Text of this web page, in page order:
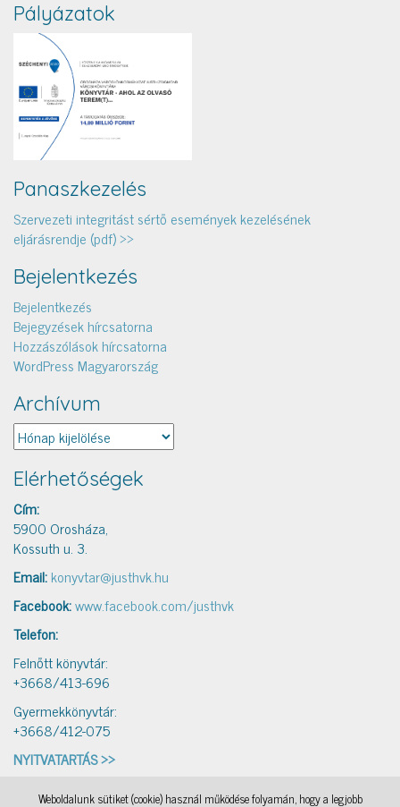
Pályázatok
Panaszkezelés
Szervezeti integritást sértő események kezelésének
eljárásrendje (pdf) >>
Bejelentkezés
Bejelentkezés
Bejegyzések hírcsatorna
Hozzászólások hírcsatorna
WordPress Magyarország
Archívum
Archívum
Elérhetőségek
Cím:
5900 Orosháza,
Kossuth u. 3.
Email:konyvtar@justhvk.hu
Facebook:www.facebook.com/justhvk
Telefon:
Felnőtt könyvtár:
+3668/413-696
Gyermekkönyvtár:
+3668/412-075
NYITVATARTÁS >>
Weboldalunk sütiket (cookie) használ működése folyamán, hogy a legjobb